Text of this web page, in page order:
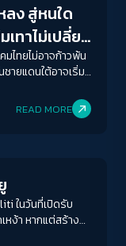
ง สู่หนใด
ทาไม่เปลี่ยน
ไทยไม่อาจก้าวพ้น
ายแดนใต้อาจเริ่ม
READ MORE
ในวันที่เปิดรับ
หง้า หากแต่สร้าง
มากที่สุด